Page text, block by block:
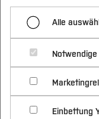
Studium
Vor dem
Bewerben &
Im Studium
Nach dem
Profil
Beratung &
Prof. Dr.
Schröter
Allg.
Funktionen
Alle
Einbettung